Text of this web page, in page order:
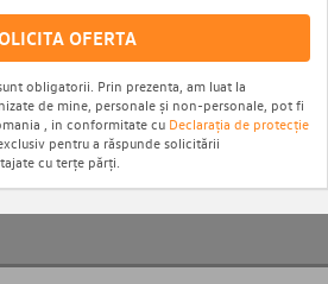
OFERTA
obligatorii. Prin prezenta, am luat la
de mine, personale și non-personale, pot fi
, in conformitate cu Declarația de protecție
pentru a răspunde solicitării
cu terțe părți.